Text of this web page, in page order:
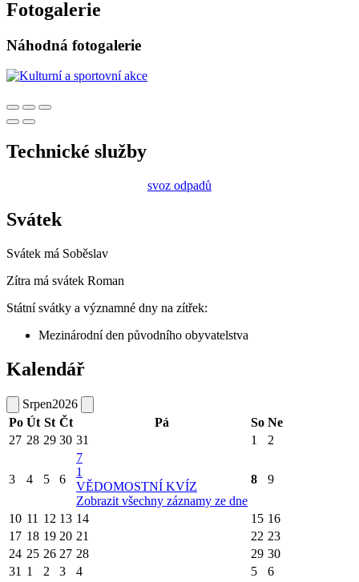
Fotogalerie
Náhodná fotogalerie
Technické služby
svoz odpadů
Svátek
Svátek má Soběslav
Zítra má svátek Roman
Státní svátky a významné dny na zítřek:
Mezinárodní den původního obyvatelstva
Kalendář
Srpen2026
Po Út St Čt Pá So Ne
27 28 29 30 31 1 2
3 4 5 6
7
1
VĚDOMOSTNÍ KVÍZ
Zobrazit všechny záznamy ze dne
8 9
10 11 12 13 14 15 16
17 18 19 20 21 22 23
24 25 26 27 28 29 30
31 1 2 3 4 5 6